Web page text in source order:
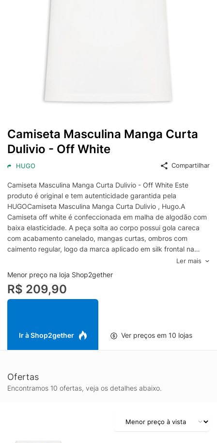
Camiseta Masculina Manga Curta
Dulivio - Off White
HUGO Compartilhar
Camiseta Masculina Manga Curta Dulivio - Off White Este
produto é original e tem autenticidade garantida pela
HUGOCamiseta Masculina Manga Curta Dulivio , Hugo.A
Camiseta off white é confeccionada em malha de algodão com
baixa elasticidade. A peça solta ao corpo possui gola careca
com acabamento canelado, mangas curtas, ombros com
caimento regular, logo da marca aplicado em silk frontal na
altura do tórax em cor contrastante, acabamento pespontado,
shape reto, barra com acabamento simples e tag posterior
aplicada com detalhe em vivo contrastante.- Camiseta
masculina em malha de algodão- Gola careca com acabamento
canelado- Mangas curtas- Logo frontal aplicado em silk- Tag
CuidadosModo de lavagem: Lavar à mãoComposição: 97%
Ler mais
Menor preço na loja Shop2gether
R$ 209,90
Ir à Shop2gether Ver preços em 10 lojas
Ofertas
Encontramos 10 ofertas, veja os detalhes abaixo.